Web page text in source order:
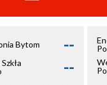
Bytom --
--